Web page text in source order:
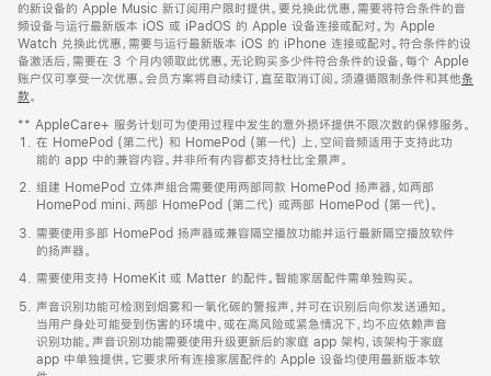
页
脚
的新设备的 Apple Music 新订阅用户限时提供。要兑换此优惠，需要将符合条件的音
频设备与运行最新版本 iOS 或 iPadOS 的 Apple 设备连接或配对。为 Apple
Watch 兑换此优惠，需要与运行最新版本 iOS 的 iPhone 连接或配对。符合条件的设
备激活后，需要在 3 个月内领取此优惠。无论购买多少件符合条件的设备，每个 Apple
账户仅可享受一次优惠。会员方案将自动续订，直至取消订阅。须遵循限制条件和其他条
款。
窗
口
中
打
开)
** AppleCare+ 服务计划可为使用过程中发生的意外损坏提供不限次数的保修服务。
在 HomePod (第二代) 和 HomePod (第一代) 上，空间音频适用于支持此功
能的 app 中的兼容内容。并非所有内容都支持杜比全景声。
组建 HomePod 立体声组合需要使用两部同款 HomePod 扬声器，如两部
HomePod mini、两部 HomePod (第二代) 或两部 HomePod (第一代)。
需要使用多部 HomePod 扬声器或兼容隔空播放功能并运行最新隔空播放软件
的扬声器。
需要使用支持 HomeKit 或 Matter 的配件。智能家居配件需单独购买。
声音识别功能可检测到烟雾和一氧化碳的警报声，并可在识别后向你发送通知。
当用户身处可能受到伤害的环境中，或在高风险或紧急情况下，均不应依赖声音
识别功能。声音识别功能需要使用升级更新后的家庭 app 架构，该架构于家庭
app 中单独提供。它要求所有连接家居配件的 Apple 设备均使用最新版本软